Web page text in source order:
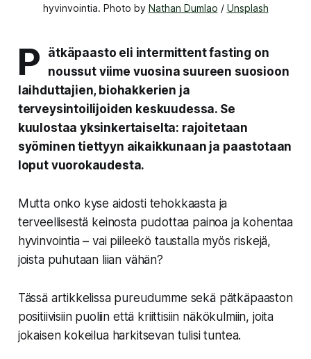
hyvinvointia. Photo by Nathan Dumlao / Unsplash
P ätkäpaasto eli intermittent fasting on
noussut viime vuosina suureen suosioon
laihduttajien, biohakkerien ja
terveysintoilijoiden keskuudessa. Se
kuulostaa yksinkertaiselta: rajoitetaan
syöminen tiettyyn aikaikkunaan ja paastotaan
loput vuorokaudesta.
Mutta onko kyse aidosti tehokkaasta ja
terveellisestä keinosta pudottaa painoa ja kohentaa
hyvinvointia – vai piileekö taustalla myös riskejä,
joista puhutaan liian vähän?
Tässä artikkelissa pureudumme sekä pätkäpaaston
positiivisiin puoliin että kriittisiin näkökulmiin, joita
jokaisen kokeilua harkitsevan tulisi tuntea.